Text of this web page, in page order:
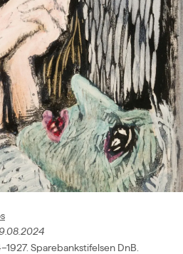
Sparebankstifelsen DnB.